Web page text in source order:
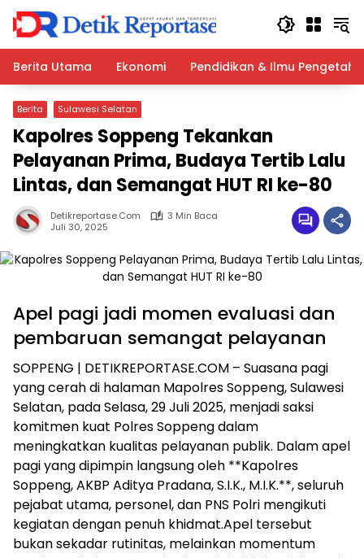
Langsung
konten
Berita Utama
Ekonomi Pendidikan & Ilmu
Berita Sulawesi Selatan
Kapolres Soppeng Tekankan
Pelayanan Prima, Budaya Tertib Lalu
Lintas, dan Semangat HUT RI ke-80
Detikreportase.com
3 Min Baca
Juli 30, 2025
Apel pagi jadi momen evaluasi dan
pembaruan semangat pelayanan
SOPPENG | DETIKREPORTASE.COM – Suasana pagi
yang cerah di halaman Mapolres Soppeng, Sulawesi
Selatan, pada Selasa, 29 Juli 2025, menjadi saksi
komitmen kuat Polres Soppeng dalam
meningkatkan kualitas pelayanan publik. Dalam apel
pagi yang dipimpin langsung oleh **Kapolres
Soppeng, AKBP Aditya Pradana, S.I.K., M.I.K.**, seluruh
pejabat utama, personel, dan PNS Polri mengikuti
kegiatan dengan penuh khidmat.Apel tersebut
bukan sekadar rutinitas, melainkan momentum